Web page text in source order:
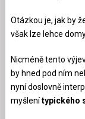
Otázkou je, jak by
však lze lehce
Nicméně tento
by hned pod ním
nyní doslovně
myšlenítypického